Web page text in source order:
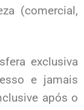
(comercial,
exclusiva
e jamais
após o